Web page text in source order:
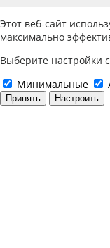
Этот веб-сайт
максимально
Выберите настройки
Минимальные
Принять Настроить